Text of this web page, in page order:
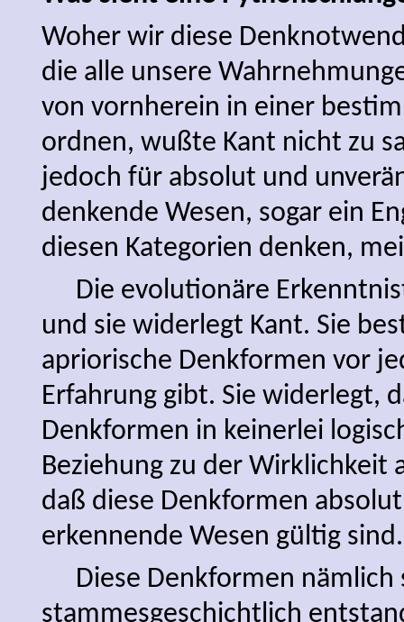
Woher wir diese
die alle unsere
von vornherein in einer
ordnen, wußte Kant nicht zu
jedoch für absolut und
denkende Wesen, sogar ein
diesen Kategorien denken,
Die evolutionäre
und sie widerlegt Kant. Sie
apriorische Denkformen vor
Erfahrung gibt. Sie widerlegt,
Denkformen in keinerlei
Beziehung zu der Wirklichkeit
daß diese Denkformen
erkennende Wesen gültig sind.
Diese Denkformen nämlich
stammesgeschichtlich